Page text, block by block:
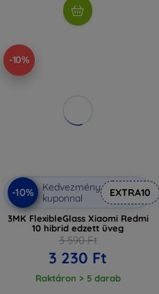
-10%
-10%
Kedvezmény
kuponnal
EXTRA10
3MK FlexibleGlass Xiaomi Redmi
10 hibrid edzett üveg
3 590 Ft
3 230 Ft
Raktáron > 5 darab